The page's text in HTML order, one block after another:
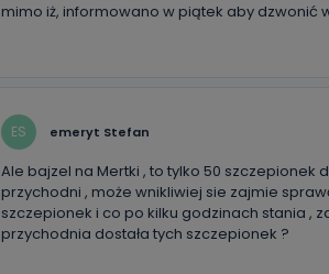
Państwa (lub
źródeł
adres
Można to
mimo iż, informowano w piątek aby dzwonić
ES emeryt Stefan
Ale bajzel na Mertki , to tylko 50 szczepionek
przychodni , może wnikliwiej sie zajmie
szczepionek i co po kilku godzinach stania ,
przychodnia dostała tych szczepionek ?